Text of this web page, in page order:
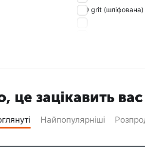
180 grit (шліфована)
це зацікавить вас
Найпопулярніші